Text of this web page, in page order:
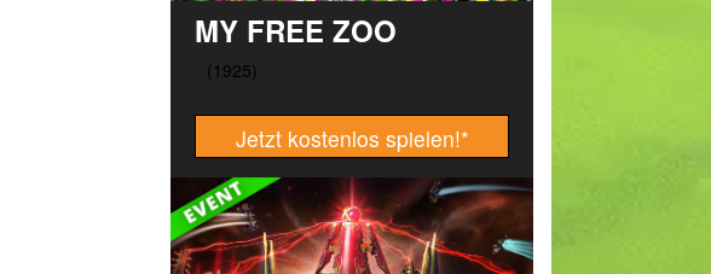
MY FREE ZOO
Jetzt kostenlos spielen!*